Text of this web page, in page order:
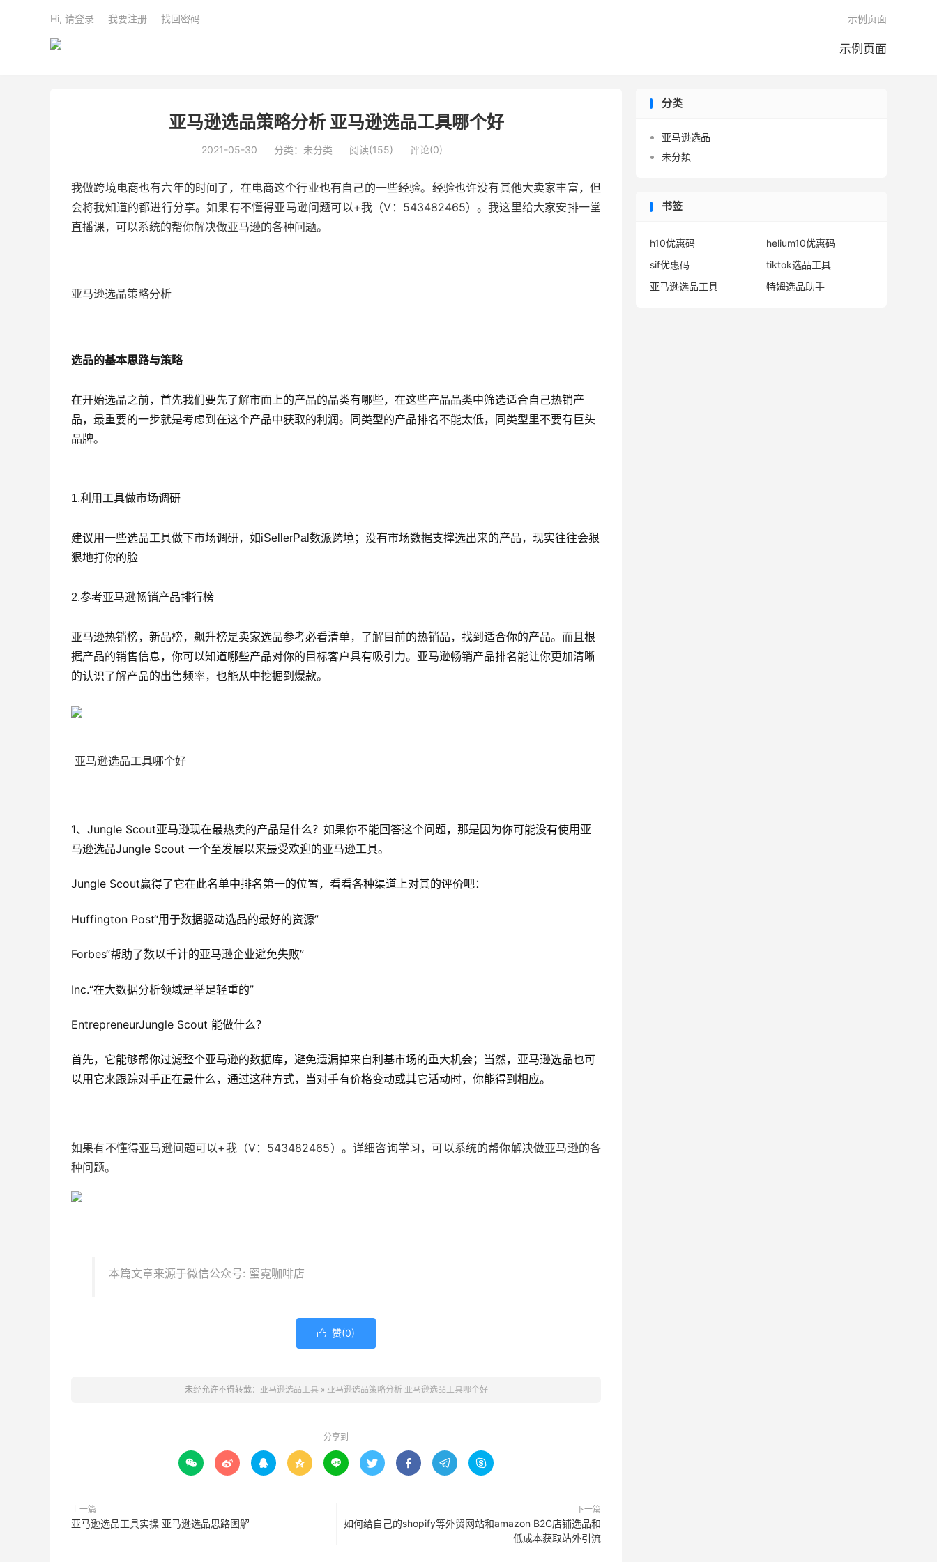
示例页面
示例页面
Hi, 请登录 我要注册 找回密码
亚马逊选品策略分析 亚马逊选品工具哪个好
2021-05-30 分类：未分类 阅读(155) 评论(0)
我做跨境电商也有六年的时间了，在电商这个行业也有自己的一些经验。经验也许没有其他大卖家丰富，但
会将我知道的都进行分享。如果有不懂得亚马逊问题可以+我（V：543482465）。我这里给大家安排一堂
直播课，可以系统的帮你解决做亚马逊的各种问题。
亚马逊选品策略分析
选品的基本思路与策略
在开始选品之前，首先我们要先了解市面上的产品的品类有哪些，在这些产品品类中筛选适合自己热销产
品，最重要的一步就是考虑到在这个产品中获取的利润。同类型的产品排名不能太低，同类型里不要有巨头
品牌。
1.利用工具做市场调研
建议用一些选品工具做下市场调研，如iSellerPal数派跨境；没有市场数据支撑选出来的产品，现实往往会狠
狠地打你的脸
2.参考亚马逊畅销产品排行榜
亚马逊热销榜，新品榜，飙升榜是卖家选品参考必看清单，了解目前的热销品，找到适合你的产品。而且根
据产品的销售信息，你可以知道哪些产品对你的目标客户具有吸引力。亚马逊畅销产品排名能让你更加清晰
的认识了解产品的出售频率，也能从中挖掘到爆款。
亚马逊选品工具哪个好
1、Jungle Scout亚马逊现在最热卖的产品是什么？如果你不能回答这个问题，那是因为你可能没有使用亚
马逊选品Jungle Scout 一个至发展以来最受欢迎的亚马逊工具。
Jungle Scout赢得了它在此名单中排名第一的位置，看看各种渠道上对其的评价吧：
Huffington Post“用于数据驱动选品的最好的资源”
Forbes“帮助了数以千计的亚马逊企业避免失败”
Inc.“在大数据分析领域是举足轻重的”
EntrepreneurJungle Scout 能做什么？
首先，它能够帮你过滤整个亚马逊的数据库，避免遗漏掉来自利基市场的重大机会；当然，亚马逊选品也可
以用它来跟踪对手正在最什么，通过这种方式，当对手有价格变动或其它活动时，你能得到相应。
如果有不懂得亚马逊问题可以+我（V：543482465）。详细咨询学习，可以系统的帮你解决做亚马逊的各
种问题。
本篇文章来源于微信公众号: 蜜霓咖啡店
 赞(0)
未经允许不得转载： 亚马逊选品工具» 亚马逊选品策略分析 亚马逊选品工具哪个好
分享到
        
上一篇
亚马逊选品工具实操 亚马逊选品思路图解
下一篇
如何给自己的shopify等外贸网站和amazon B2C店铺选品和
低成本获取站外引流
分类
亚马逊选品
未分類
书签
h10优惠码
helium10优惠码
sif优惠码
tiktok选品工具
亚马逊选品工具
特姆选品助手